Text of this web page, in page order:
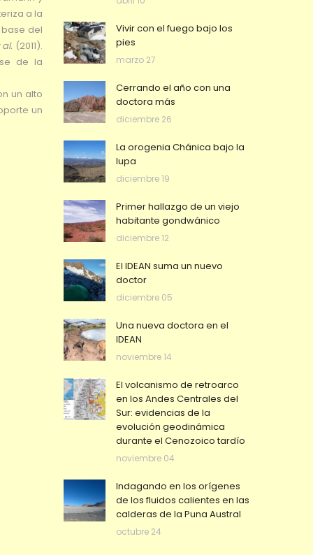
a la
del
(2011).
de la
un alto
un
Vivir con el fuego bajo los
pies
marzo 27
Cerrando el año con una
doctora más
diciembre 26
La orogenia Chánica bajo la
lupa
diciembre 19
Primer hallazgo de un viejo
habitante gondwánico
diciembre 12
El IDEAN suma un nuevo
doctor
diciembre 05
Una nueva doctora en el
IDEAN
noviembre 14
El volcanismo de retroarco
en los Andes Centrales del
Sur: evidencias de la
evolución geodinámica
durante el Cenozoico tardío
noviembre 04
Indagando en los orígenes
de los fluidos calientes en las
calderas de la Puna Austral
octubre 24